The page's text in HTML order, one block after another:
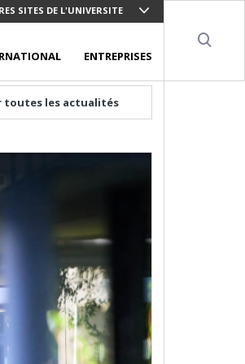
SITES DE L'UNIVERSITE
ENTREPRISES
toutes les actualités